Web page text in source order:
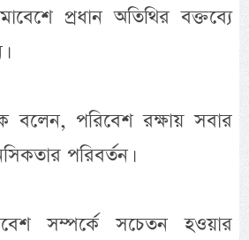
প্রধান অতিথির বক্তব্যে
বলেন, পরিবেশ রক্ষায় সবার
পরিবর্তন।
সম্পর্কে সচেতন হওয়ার